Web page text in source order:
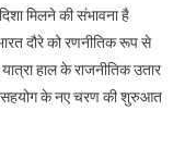
के
प्रधानमंत्री
कार्नी
के
मिलने की संभावना है
दौरे को रणनीतिक रूप से
हाल के राजनीतिक उतार
सहयोग के नए चरण की शुरुआत